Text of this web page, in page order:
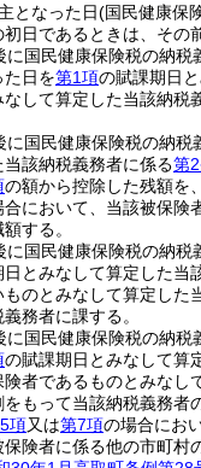
となった日(国民健康保
日であるときは、その
に国民健康保険税の納
た日を第1項の賦課期日
して算定した当該納税
に国民健康保険税の納
該納税義務者に係る第
の額から控除した残額を
合において、当該被保
する。
に国民健康保険税の納
日とみなして算定した当
のとみなして算定した
務者に課する。
に国民健康保険税の納
の賦課期日とみなして算
者であるものとみなし
もって当該納税義務者
項又は第7項の場合にお
険者に係る他の市町村